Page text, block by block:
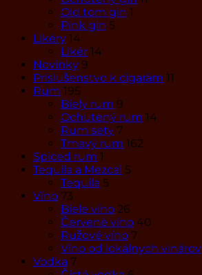
Old tom gin 1
Pink gin 5
Likéry 14
Likér 14
Novinky 9
Príslušenstvo k cigarám 11
Rum 195
Biely rum 9
Ochutený rum 14
Rum sety 7
Tmavý rum 162
Spiced rum 1
Tequila a Mezcal 5
Tequila 5
Víno 73
Biele víno 26
Červené víno 40
Ružové víno 7
Víno od lokálnych vinárov
Vodka 7